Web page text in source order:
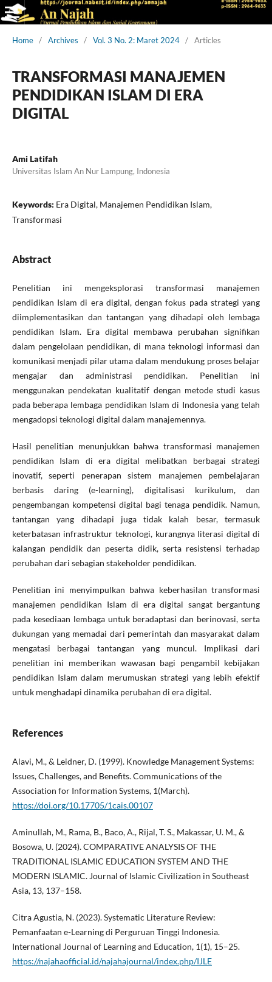
Home / Archives / Vol. 3 No. 2: Maret 2024 / Articles
TRANSFORMASI MANAJEMEN
PENDIDIKAN ISLAM DI ERA
DIGITAL
Ami Latifah
Universitas Islam An Nur Lampung, Indonesia
Keywords: Era Digital, Manajemen Pendidikan Islam,
Transformasi
Abstract
Penelitian ini mengeksplorasi transformasi manajemen
pendidikan Islam di era digital, dengan fokus pada strategi yang
diimplementasikan dan tantangan yang dihadapi oleh lembaga
pendidikan Islam. Era digital membawa perubahan signifikan
dalam pengelolaan pendidikan, di mana teknologi informasi dan
komunikasi menjadi pilar utama dalam mendukung proses belajar
mengajar dan administrasi pendidikan. Penelitian ini
menggunakan pendekatan kualitatif dengan metode studi kasus
pada beberapa lembaga pendidikan Islam di Indonesia yang telah
mengadopsi teknologi digital dalam manajemennya.
Hasil penelitian menunjukkan bahwa transformasi manajemen
pendidikan Islam di era digital melibatkan berbagai strategi
inovatif, seperti penerapan sistem manajemen pembelajaran
berbasis daring (e-learning), digitalisasi kurikulum, dan
pengembangan kompetensi digital bagi tenaga pendidik. Namun,
tantangan yang dihadapi juga tidak kalah besar, termasuk
keterbatasan infrastruktur teknologi, kurangnya literasi digital di
kalangan pendidik dan peserta didik, serta resistensi terhadap
perubahan dari sebagian stakeholder pendidikan.
Penelitian ini menyimpulkan bahwa keberhasilan transformasi
manajemen pendidikan Islam di era digital sangat bergantung
pada kesediaan lembaga untuk beradaptasi dan berinovasi, serta
dukungan yang memadai dari pemerintah dan masyarakat dalam
mengatasi berbagai tantangan yang muncul. Implikasi dari
penelitian ini memberikan wawasan bagi pengambil kebijakan
pendidikan Islam dalam merumuskan strategi yang lebih efektif
untuk menghadapi dinamika perubahan di era digital.
References
Alavi, M., & Leidner, D. (1999). Knowledge Management Systems:
Issues, Challenges, and Benefits. Communications of the
Association for Information Systems, 1(March).
https://doi.org/10.17705/1cais.00107
Aminullah, M., Rama, B., Baco, A., Rijal, T. S., Makassar, U. M., &
Bosowa, U. (2024). COMPARATIVE ANALYSIS OF THE
TRADITIONAL ISLAMIC EDUCATION SYSTEM AND THE
MODERN ISLAMIC. Journal of Islamic Civilization in Southeast
Asia, 13, 137–158.
Citra Agustia, N. (2023). Systematic Literature Review:
Pemanfaatan e-Learning di Perguruan Tinggi Indonesia.
International Journal of Learning and Education, 1(1), 15–25.
https://najahaofficial.id/najahajournal/index.php/IJLE